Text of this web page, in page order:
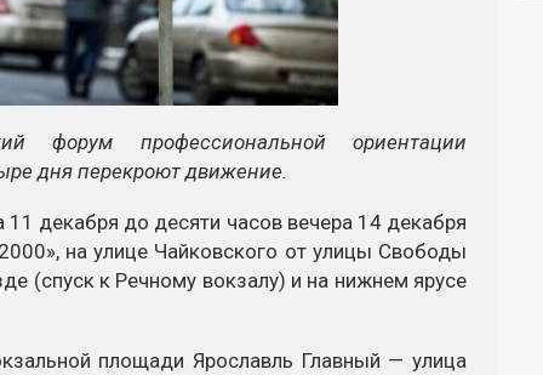
форум профессиональной ориентации
дня перекроют движение.
11 декабря до десяти часов вечера 14 декабря
на улице Чайковского от улицы Свободы
(спуск к Речному вокзалу) и на нижнем ярусе
площади Ярославль Главный — улица